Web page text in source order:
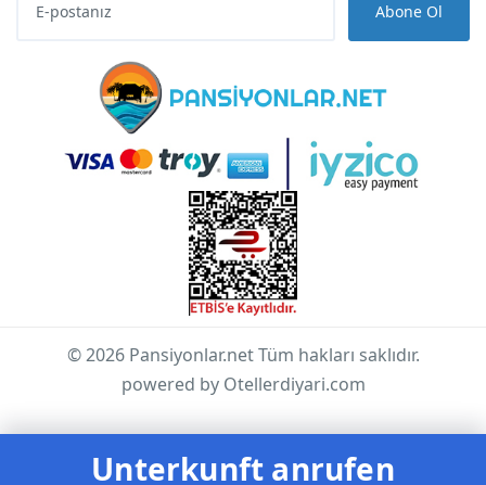
Abone Ol
© 2026 Pansiyonlar.net Tüm hakları saklıdır.
powered by Otellerdiyari.com
Unterkunft anrufen